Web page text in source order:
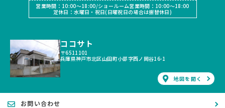
営業時間：10:00〜18:00/ショールーム営業時間：10:00〜18:00
定休日：水曜日・祝日(日曜祝日の場合は振替休日)
ココサト
〒6511101
兵庫県神戸市北区山田町小部字西ノ岡谷16-1
地図を開く
お問い合わせ